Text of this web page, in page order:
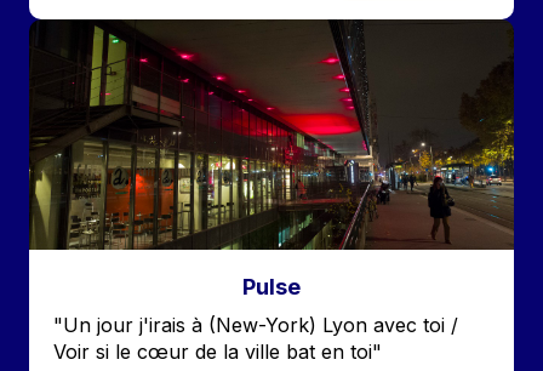
Image
Pulse
Accroche
"Un jour j'irais à (New-York) Lyon avec toi /
Voir si le cœur de la ville bat en toi"